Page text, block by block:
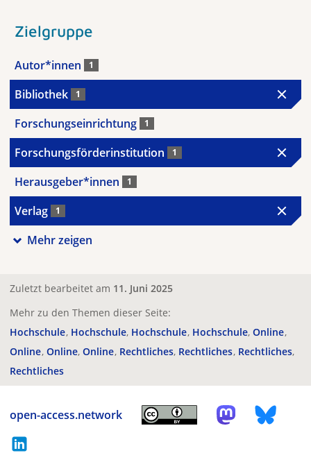
Zielgruppe
Autor*innen 1
Bibliothek 1
Forschungseinrichtung 1
Forschungsförderinstitution 1
Herausgeber*innen 1
Verlag 1
Mehr zeigen
Zuletzt bearbeitet am 11. Juni 2025
Mehr zu den Themen dieser Seite:
Hochschule Hochschule Hochschule Hochschule Online
Online Online Online Rechtliches Rechtliches Rechtliches
Rechtliches
open-access.network